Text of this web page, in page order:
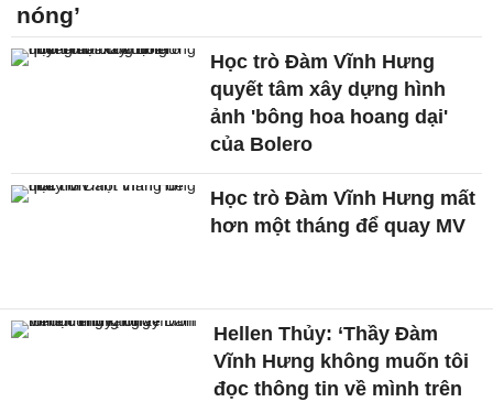
nóng’
Học trò Đàm Vĩnh Hưng
quyết tâm xây dựng hình
ảnh 'bông hoa hoang dại'
của Bolero
Học trò Đàm Vĩnh Hưng mất
hơn một tháng để quay MV
Hellen Thủy: ‘Thầy Đàm
Vĩnh Hưng không muốn tôi
đọc thông tin về mình trên